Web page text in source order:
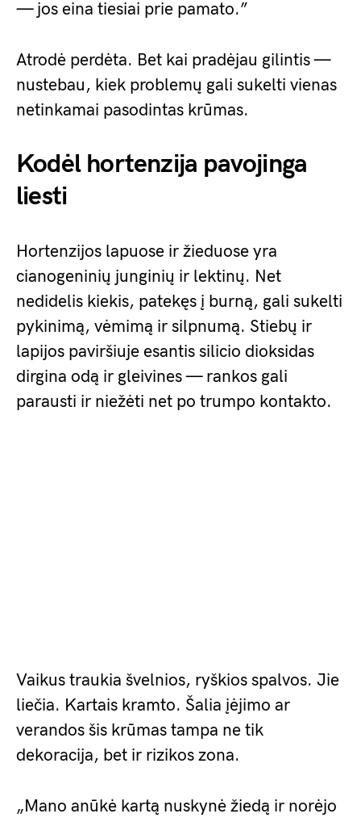
— jos eina tiesiai prie pamato.”
Atrodė perdėta. Bet kai pradėjau gilintis —
nustebau, kiek problemų gali sukelti vienas
netinkamai pasodintas krūmas.
Kodėl hortenzija pavojinga
liesti
Hortenzijos lapuose ir žieduose yra
cianogeninių junginių ir lektinų. Net
nedidelis kiekis, patekęs į burną, gali sukelti
pykinimą, vėmimą ir silpnumą. Stiebų ir
lapijos paviršiuje esantis silicio dioksidas
dirgina odą ir gleivines — rankos gali
parausti ir niežėti net po trumpo kontakto.
Vaikus traukia švelnios, ryškios spalvos. Jie
liečia. Kartais kramto. Šalia įėjimo ar
verandos šis krūmas tampa ne tik
dekoracija, bet ir rizikos zona.
„Mano anūkė kartą nuskynė žiedą ir norėjo